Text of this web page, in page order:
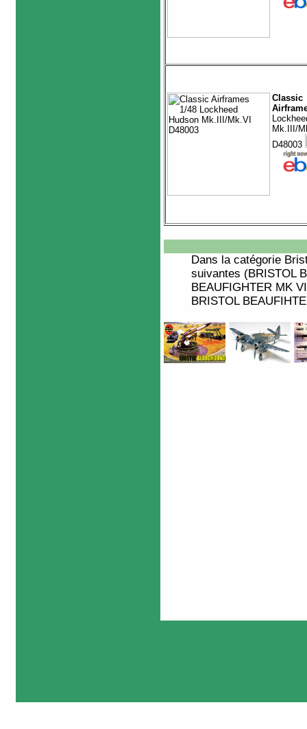
Classic
Mk.III/
D48003
Dans la catégorie
suivantes (BRISTOL
BEAUFIGHTER MK
BRISTOL